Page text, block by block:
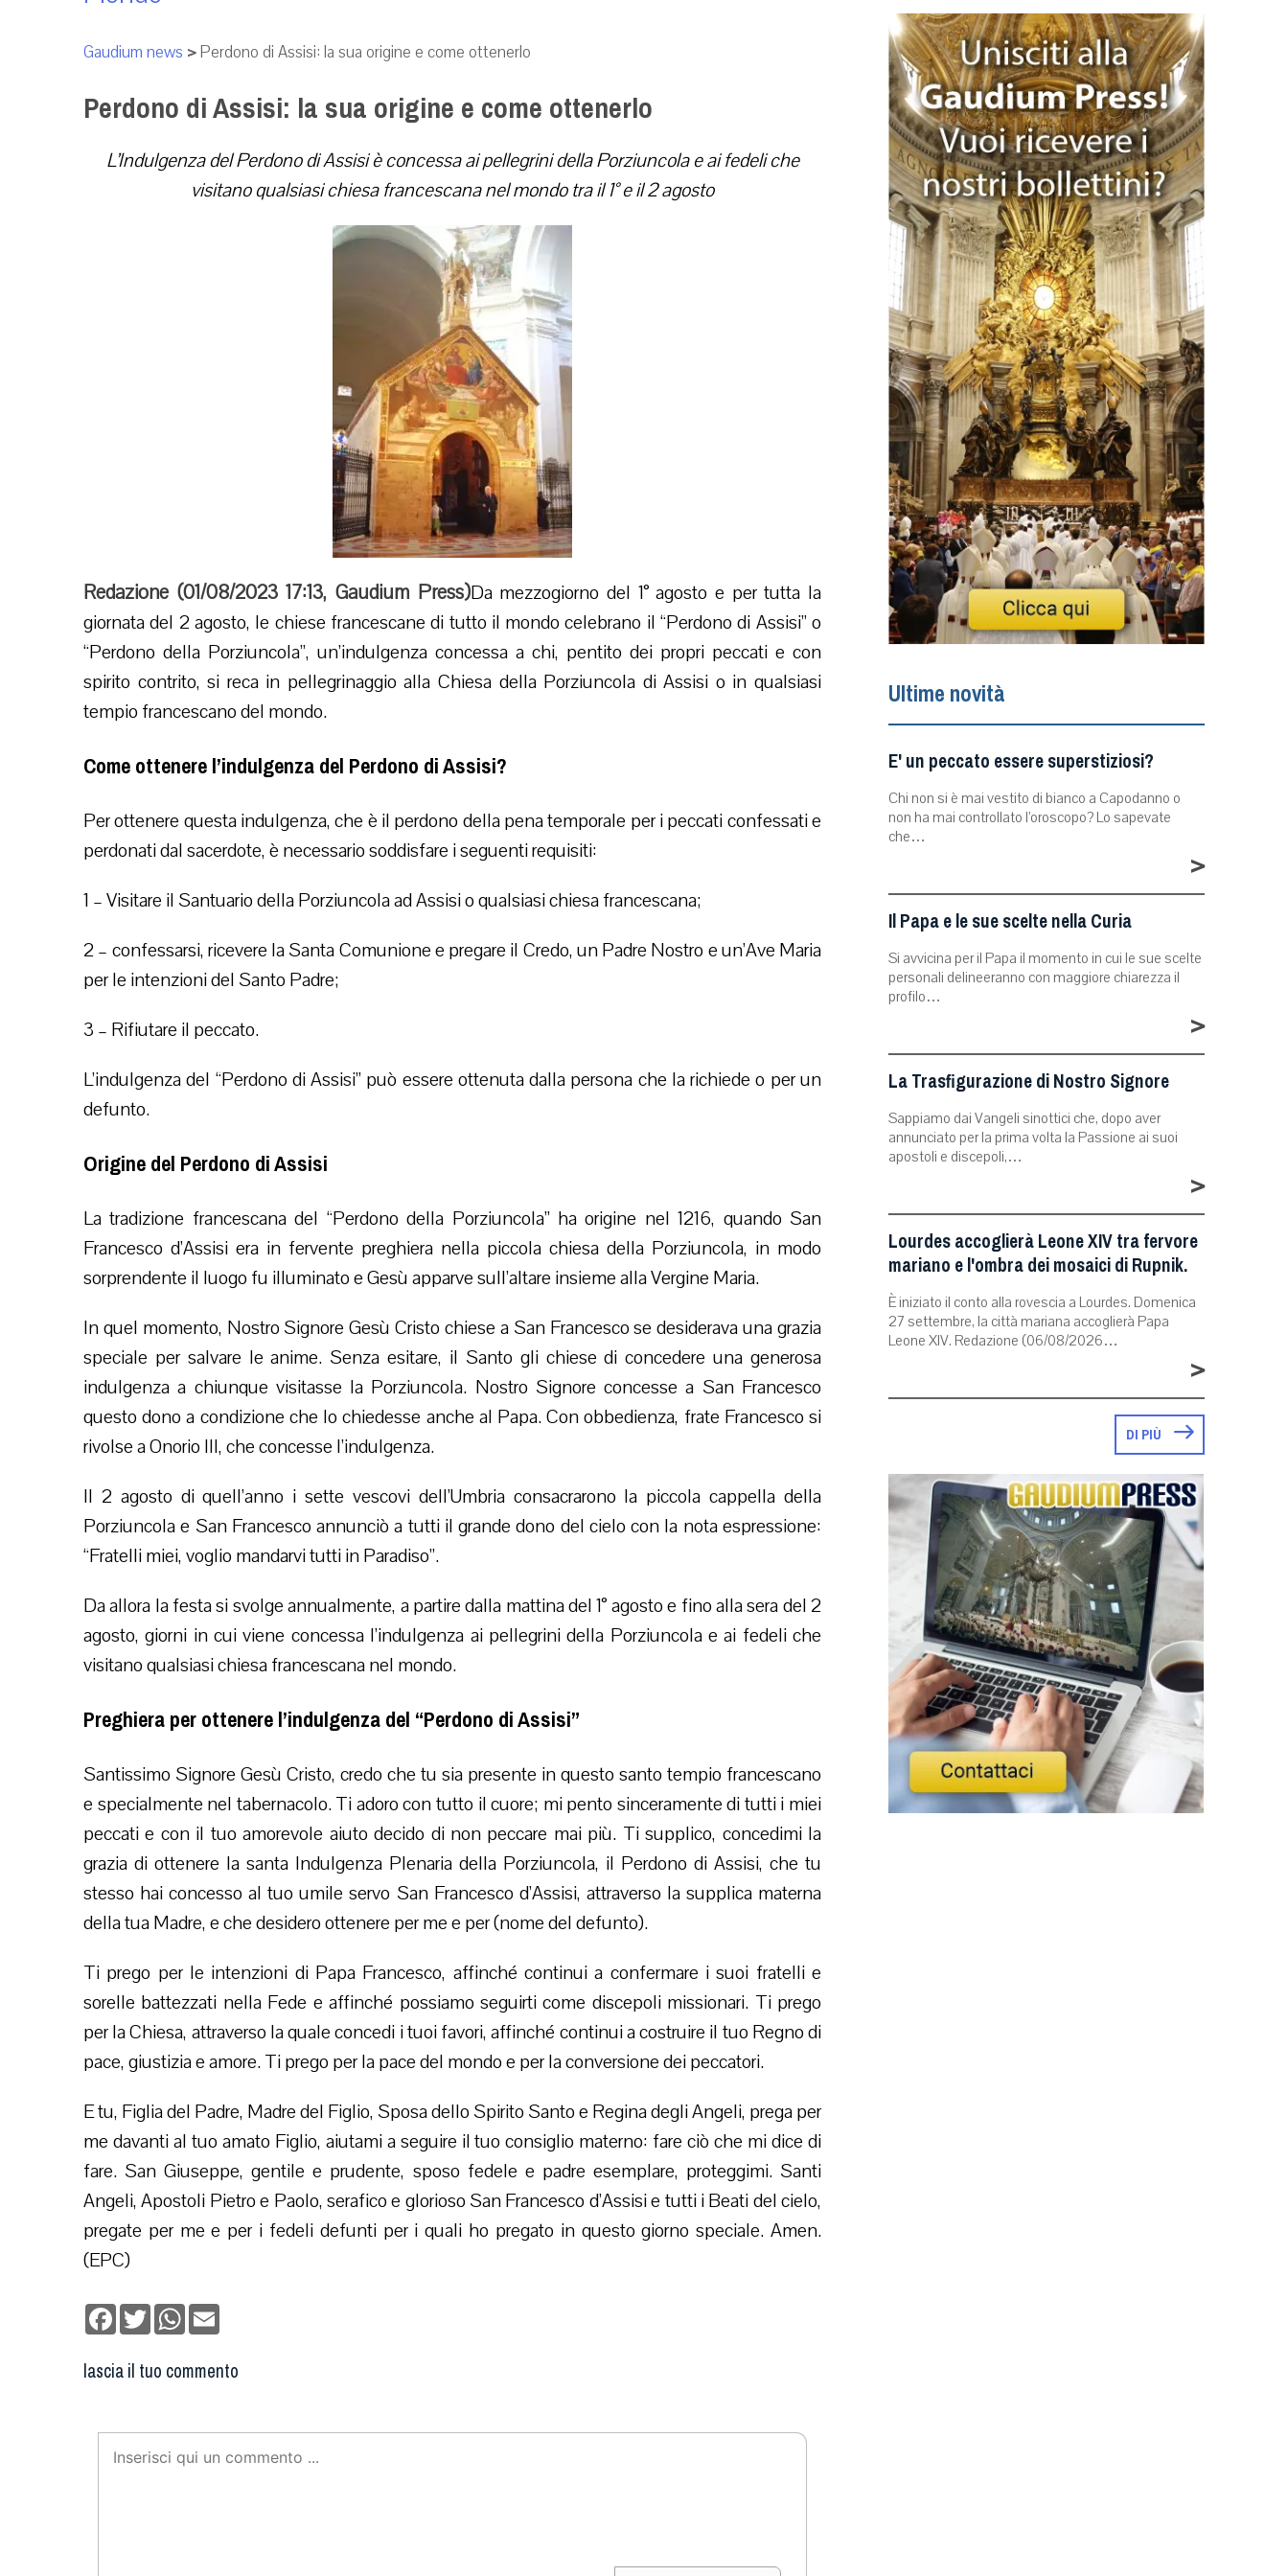
Gaudium news >Perdono di Assisi: la sua origine e come ottenerlo
Perdono di Assisi: la sua origine e come ottenerlo
L’Indulgenza del Perdono di Assisi è concessa ai pellegrini della Porziuncola e ai fedeli che
visitano qualsiasi chiesa francescana nel mondo tra il 1° e il 2 agosto
Redazione (01/08/2023 17:13,Gaudium Press)Da mezzogiorno del 1° agosto e per tutta la
giornata del 2 agosto, le chiese francescane di tutto il mondo celebrano il “Perdono di Assisi” o
“Perdono della Porziuncola”, un’indulgenza concessa a chi, pentito dei propri peccati e con
spirito contrito, si reca in pellegrinaggio alla Chiesa della Porziuncola di Assisi o in qualsiasi
tempio francescano del mondo.
Come ottenere l’indulgenza del Perdono di Assisi?
Per ottenere questa indulgenza, che è il perdono della pena temporale per i peccati confessati e
perdonati dal sacerdote, è necessario soddisfare i seguenti requisiti:
1 – Visitare il Santuario della Porziuncola ad Assisi o qualsiasi chiesa francescana;
2 – confessarsi, ricevere la Santa Comunione e pregare il Credo, un Padre Nostro e un’Ave Maria
per le intenzioni del Santo Padre;
3 – Rifiutare il peccato.
L’indulgenza del “Perdono di Assisi” può essere ottenuta dalla persona che la richiede o per un
defunto.
Origine del Perdono di Assisi
La tradizione francescana del “Perdono della Porziuncola” ha origine nel 1216, quando San
Francesco d’Assisi era in fervente preghiera nella piccola chiesa della Porziuncola, in modo
sorprendente il luogo fu illuminato e Gesù apparve sull’altare insieme alla Vergine Maria.
In quel momento, Nostro Signore Gesù Cristo chiese a San Francesco se desiderava una grazia
speciale per salvare le anime. Senza esitare, il Santo gli chiese di concedere una generosa
indulgenza a chiunque visitasse la Porziuncola. Nostro Signore concesse a San Francesco
questo dono a condizione che lo chiedesse anche al Papa. Con obbedienza, frate Francesco si
rivolse a Onorio III, che concesse l’indulgenza.
Il 2 agosto di quell’anno i sette vescovi dell’Umbria consacrarono la piccola cappella della
Porziuncola e San Francesco annunciò a tutti il grande dono del cielo con la nota espressione:
“Fratelli miei, voglio mandarvi tutti in Paradiso”.
Da allora la festa si svolge annualmente, a partire dalla mattina del 1° agosto e fino alla sera del 2
agosto, giorni in cui viene concessa l’indulgenza ai pellegrini della Porziuncola e ai fedeli che
visitano qualsiasi chiesa francescana nel mondo.
Preghiera per ottenere l’indulgenza del “Perdono di Assisi”
Santissimo Signore Gesù Cristo, credo che tu sia presente in questo santo tempio francescano
e specialmente nel tabernacolo. Ti adoro con tutto il cuore; mi pento sinceramente di tutti i miei
peccati e con il tuo amorevole aiuto decido di non peccare mai più. Ti supplico, concedimi la
grazia di ottenere la santa Indulgenza Plenaria della Porziuncola, il Perdono di Assisi, che tu
stesso hai concesso al tuo umile servo San Francesco d’Assisi, attraverso la supplica materna
della tua Madre, e che desidero ottenere per me e per (nome del defunto).
Ti prego per le intenzioni di Papa Francesco, affinché continui a confermare i suoi fratelli e
sorelle battezzati nella Fede e affinché possiamo seguirti come discepoli missionari. Ti prego
per la Chiesa, attraverso la quale concedi i tuoi favori, affinché continui a costruire il tuo Regno di
pace, giustizia e amore. Ti prego per la pace del mondo e per la conversione dei peccatori.
E tu, Figlia del Padre, Madre del Figlio, Sposa dello Spirito Santo e Regina degli Angeli, prega per
me davanti al tuo amato Figlio, aiutami a seguire il tuo consiglio materno: fare ciò che mi dice di
fare. San Giuseppe, gentile e prudente, sposo fedele e padre esemplare, proteggimi. Santi
Angeli, Apostoli Pietro e Paolo, serafico e glorioso San Francesco d’Assisi e tutti i Beati del cielo,
pregate per me e per i fedeli defunti per i quali ho pregato in questo giorno speciale. Amen.
(EPC)
Facebook
TwitterWhatsApp
lascia il tuo commento
Ultime novità
E' un peccato essere superstiziosi?
Chi non si è mai vestito di bianco a Capodanno o
non ha mai controllato l’oroscopo? Lo sapevate
che…
>
Il Papa e le sue scelte nella Curia
Si avvicina per il Papa il momento in cui le sue scelte
personali delineeranno con maggiore chiarezza il
profilo…
>
La Trasfigurazione di Nostro Signore
Sappiamo dai Vangeli sinottici che, dopo aver
annunciato per la prima volta la Passione ai suoi
apostoli e discepoli,…
>
Lourdes accoglierà Leone XIV tra fervore
mariano e l'ombra dei mosaici di Rupnik.
È iniziato il conto alla rovescia a Lourdes. Domenica
27 settembre, la città mariana accoglierà Papa
Leone XIV. Redazione (06/08/2026…
>
DI PIÙ